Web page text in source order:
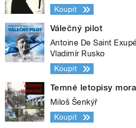
Koupit
Válečný pilot
Antoine De Saint
Vladimír Rusko
Koupit
Temné letopisy
Miloš Šenkýř
Koupit